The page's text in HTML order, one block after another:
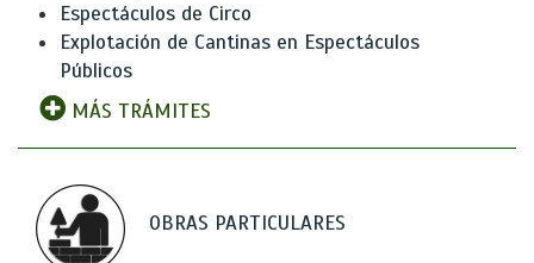
Espectáculos de Circo
Explotación de Cantinas en Espectáculos
Públicos
MÁS TRÁMITES
OBRAS PARTICULARES